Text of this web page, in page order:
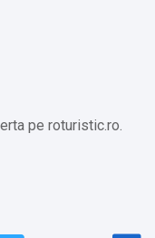
pe roturistic.ro.